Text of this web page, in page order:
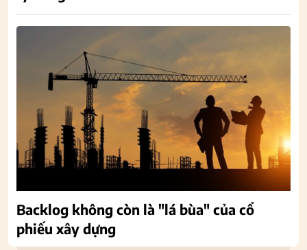
Backlog không còn là "lá bùa" của cổ
phiếu xây dựng